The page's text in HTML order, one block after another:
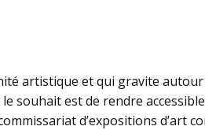
artistique et qui gravite
souhait est de rendre
d’expositions d’art